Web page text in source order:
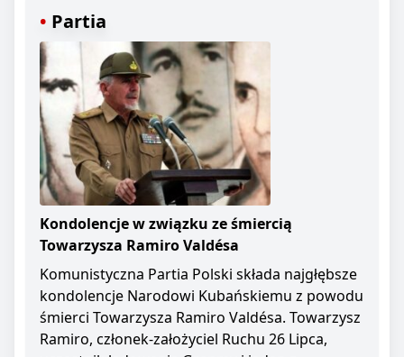
Partia
Kondolencje w związku ze śmiercią
Towarzysza Ramiro Valdésa
Komunistyczna Partia Polski składa najgłębsze
kondolencje Narodowi Kubańskiemu z powodu
śmierci Towarzysza Ramiro Valdésa. Towarzysz
Ramiro, członek-założyciel Ruchu 26 Lipca,